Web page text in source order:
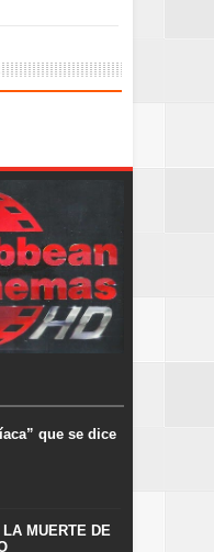
que se dice
MUERTE DE